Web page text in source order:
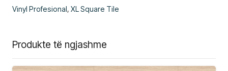
Vinyl Profesional, XL Square Tile
Produkte të ngjashme